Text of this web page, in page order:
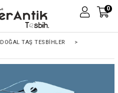
0
DOĞAL TAŞ TESBİHLER
>